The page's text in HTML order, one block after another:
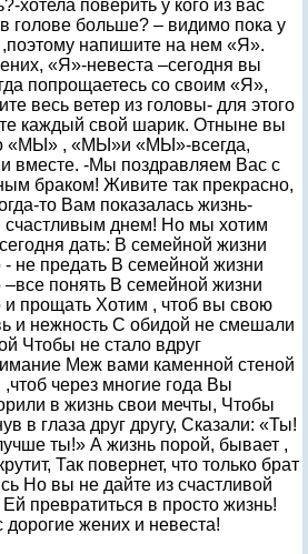
хотела поверить у кого из вас
голове больше? – видимо пока у
напишите на нем «Я».
«Я»-невеста –сегодня вы
попрощаетесь со своим «Я»,
весь ветер из головы- для этого
каждый свой шарик. Отныне вы
«МЫ» , «МЫ»и «МЫ»-всегда,
и вместе. -Мы поздравляем Вас с
браком! Живите так прекрасно,
то Вам показалась жизнь-
счастливым днем! Но мы хотим
дать: В семейной жизни
- не предать В семейной жизни
–все понять В семейной жизни
и прощать Хотим , чтоб вы свою
и нежность С обидой не смешали
Чтобы не стало вдруг
Меж вами каменной стеной
через многие года Вы
в жизнь свои мечты, Чтобы
в глаза друг другу, Сказали: «Ты!
ты!» А жизнь порой, бывает ,
Так повернет, что только брат
Но вы не дайте из счастливой
превратиться в просто жизнь!
дорогие жених и невеста!